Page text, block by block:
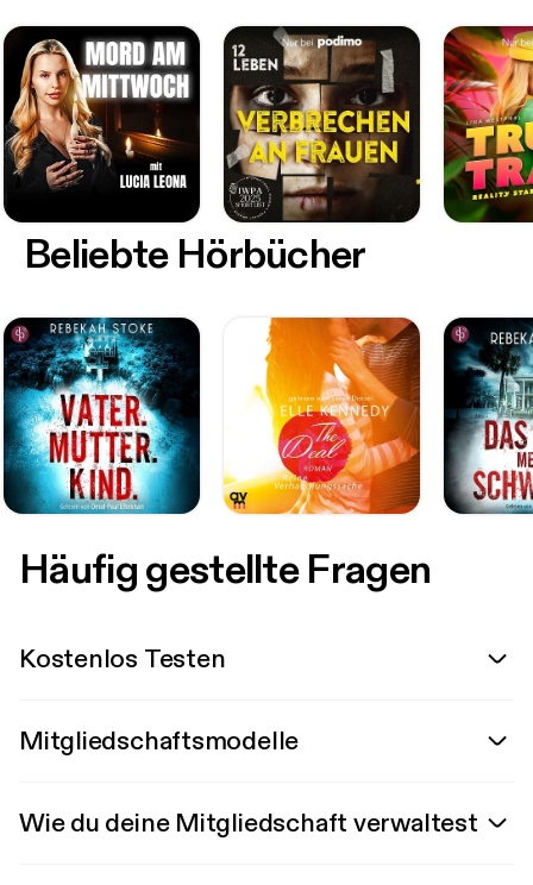
Beliebte Hörbücher
Häufig gestellte Fragen
Kostenlos Testen
Mitgliedschaftsmodelle
Wie du deine Mitgliedschaft verwaltest